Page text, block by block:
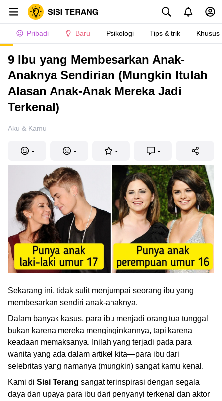
Pribadi Baru Psikologi Tips & trik Khusus
9 Ibu yang Membesarkan Anak-
Anaknya Sendirian (Mungkin Itulah
Alasan Anak-Anak Mereka Jadi
Terkenal)
Aku & Kamu
- - - -
Sekarang ini, tidak sulit menjumpai seorang ibu yang
membesarkan sendiri anak-anaknya.
Dalam banyak kasus, para ibu menjadi orang tua tunggal
bukan karena mereka menginginkannya, tapi karena
keadaan memaksanya. Inilah yang terjadi pada para
wanita yang ada dalam artikel kita—para ibu dari
selebritas yang namanya (mungkin) sangat kamu kenal.
Kami di Sisi Terang sangat terinspirasi dengan segala
daya dan upaya para ibu dari penyanyi terkenal dan aktor